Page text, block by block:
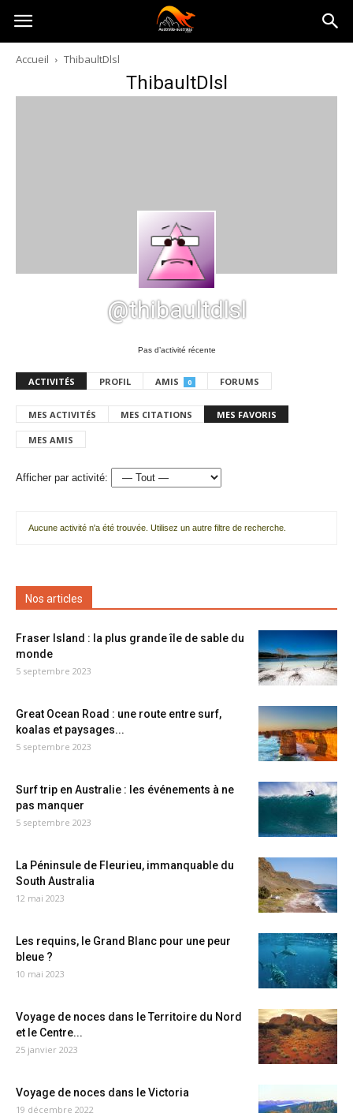
Australia-
australie.com
Accueil ThibaultDlsl
ThibaultDlsl
@thibaultdlsl
Pas d’activité récente
ACTIVITÉS PROFIL AMIS 0 FORUMS
MES ACTIVITÉS MES CITATIONS MES FAVORIS
MES AMIS
Afficher par activité:
Aucune activité n'a été trouvée. Utilisez un autre filtre de recherche.
Nos articles
Fraser Island : la plus grande île de sable du
monde
5 septembre 2023
Great Ocean Road : une route entre surf,
koalas et paysages...
5 septembre 2023
Surf trip en Australie : les événements à ne
pas manquer
5 septembre 2023
La Péninsule de Fleurieu, immanquable du
South Australia
12 mai 2023
Les requins, le Grand Blanc pour une peur
bleue ?
10 mai 2023
Voyage de noces dans le Territoire du Nord
et le Centre...
25 janvier 2023
Voyage de noces dans le Victoria
19 décembre 2022